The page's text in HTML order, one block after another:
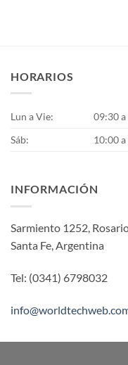
HORARIOS
Lun a Vie:
09:30
Sáb:
10:00
INFORMACIÓN
Sarmiento 1252,
Santa Fe, Argentina
Tel: (0341) 6798032